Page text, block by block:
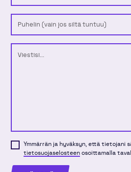
Ymmärrän ja hyväksyn, että tietojani
tietosuojaselosteenosoittamalla